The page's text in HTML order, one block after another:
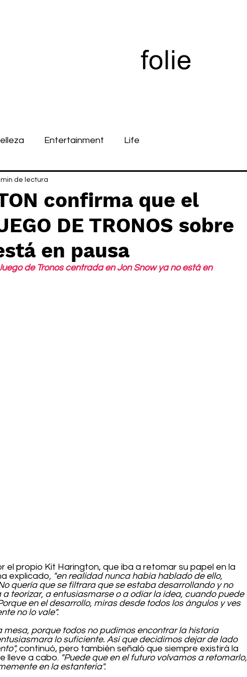
Entertainment Life
confirma que el
DE TRONOS sobre
en pausa
min de lectura
de Tronos centrada en Jon Snow ya no está en
el propio Kit Harington, que iba a retomar su papel en la
explicado, "en realidad nunca había hablado de ello,
quería que se filtrara que se estaba desarrollando y no
teorizar, a entusiasmarse o a odiar la idea, cuando puede
en el desarrollo, miras desde todos los ángulos y ves
no lo vale".
porque todos no pudimos encontrar la historia
lo suficiente. Así que decidimos dejar de lado
continuó, pero también señaló que siempre existirá la
lleve a cabo. "Puede que en el futuro volvamos a retomarlo,
en la estantería".